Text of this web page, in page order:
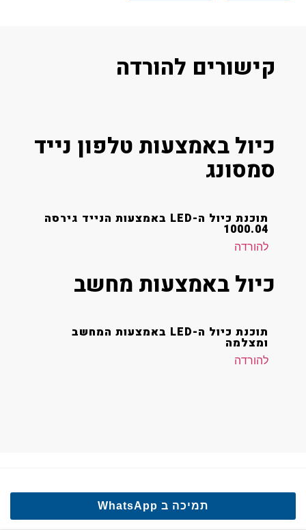
קישורים להורדה
כיול באמצעות טלפון נייד
סמסונג
תוכנת כיול ה-LED באמצעות הנייד גירסה
1000.04
להורדה
כיול באמצעות מחשב
תוכנת כיול ה-LED באמצעות המחשב
ומצלמה
להורדה
תמיכה ב WhatsApp